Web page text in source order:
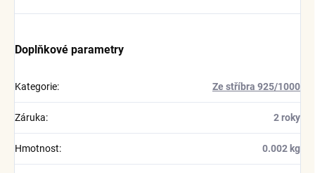
Doplňkové parametry
Kategorie: Ze stříbra 925/1000
Záruka: 2 roky
Hmotnost: 0.002 kg